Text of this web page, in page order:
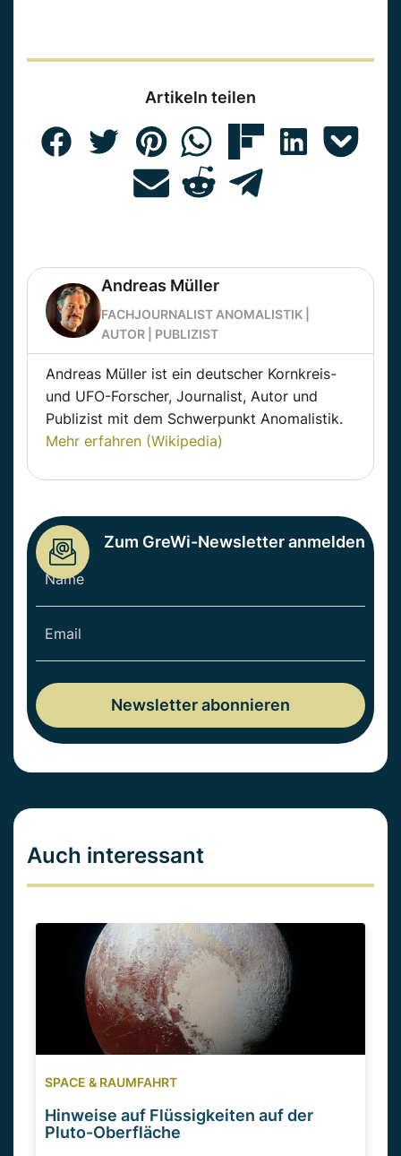
Artikeln teilen
Andreas Müller
FACHJOURNALIST ANOMALISTIK |
AUTOR | PUBLIZIST
Andreas Müller ist ein deutscher Kornkreis-
und UFO-Forscher, Journalist, Autor und
Publizist mit dem Schwerpunkt Anomalistik.
Mehr erfahren (Wikipedia)
Zum GreWi-Newsletter anmelden
Auch interessant
SPACE & RAUMFAHRT
Hinweise auf Flüssigkeiten auf der
Pluto-Oberfläche